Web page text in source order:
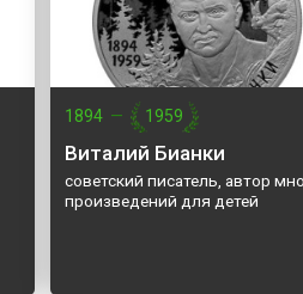
1894 — 1959
Виталий Бианки
советский писатель, автор
произведений для детей